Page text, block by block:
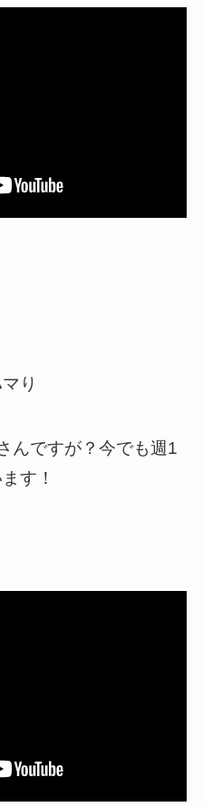
り
んですが？今でも週1
す！